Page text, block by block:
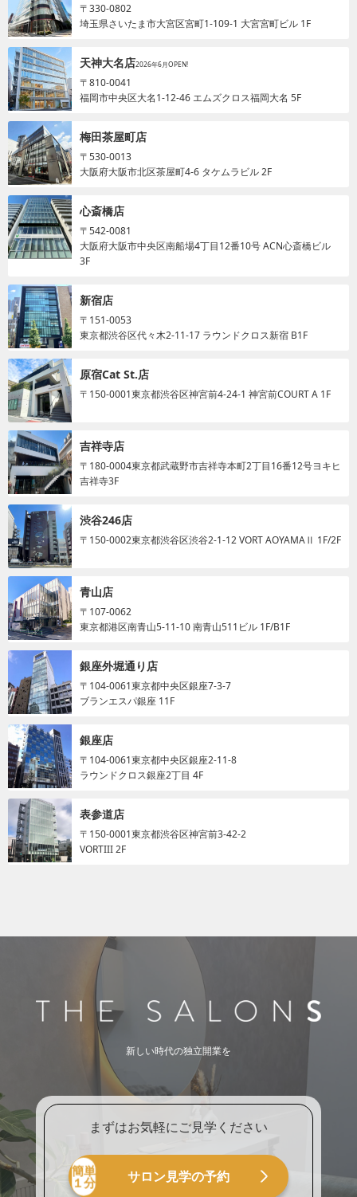
〒330-0802
埼玉県さいたま市大宮区宮町1-109-1 大宮宮町ビル 1F
天神大名店2026年6月OPEN!
〒810-0041
福岡市中央区大名1-12-46 エムズクロス福岡大名 5F
梅田茶屋町店
〒530-0013
大阪府大阪市北区茶屋町4-6 タケムラビル 2F
心斎橋店
〒542-0081
大阪府大阪市中央区南船場4丁目12番10号 ACN心斎橋ビル
3F
新宿店
〒151-0053
東京都渋谷区代々木2-11-17 ラウンドクロス新宿 B1F
原宿Cat St.店
〒150-0001東京都渋谷区神宮前4-24-1 神宮前COURT A 1F
吉祥寺店
〒180-0004東京都武蔵野市吉祥寺本町2丁目16番12号ヨキヒ
吉祥寺3F
渋谷246店
〒150-0002東京都渋谷区渋谷2-1-12 VORT AOYAMAⅡ 1F/2F
青山店
〒107-0062
東京都港区南青山5-11-10 南青山511ビル 1F/B1F
銀座外堀通り店
〒104-0061東京都中央区銀座7-3-7
ブランエスパ銀座 11F
銀座店
〒104-0061東京都中央区銀座2-11-8
ラウンドクロス銀座2丁目 4F
表参道店
〒150-0001東京都渋谷区神宮前3-42-2
VORTIII 2F
新しい時代の独立開業を
まずはお気軽にご見学ください
サロン見学の予約